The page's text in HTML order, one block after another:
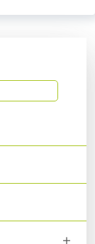
+